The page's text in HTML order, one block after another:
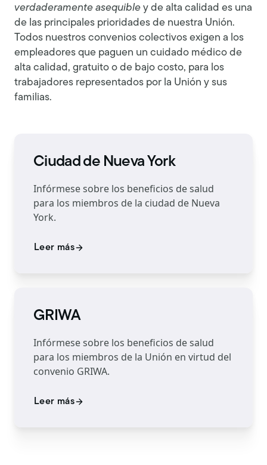
verdaderamente asequible y de alta calidad es una
de las principales prioridades de nuestra Unión.
Todos nuestros convenios colectivos exigen a los
empleadores que paguen un cuidado médico de
alta calidad, gratuito o de bajo costo, para los
trabajadores representados por la Unión y sus
familias.
Ciudad de Nueva York
Infórmese sobre los beneficios de salud
para los miembros de la ciudad de Nueva
York.
Leer más
GRIWA
Infórmese sobre los beneficios de salud
para los miembros de la Unión en virtud del
convenio GRIWA.
Leer más